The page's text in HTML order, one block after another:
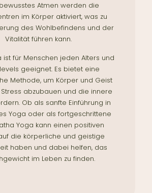
Atmen werden die
im Körper aktiviert, was zu
des Wohlbefindens und der
Vitalität führen kann.
ist für Menschen jeden Alters und
geeignet. Es bietet eine
Methode, um Körper und Geist
Stress abzubauen und die innere
Ob als sanfte Einführung in
Yoga oder als fortgeschrittene
Yoga kann einen positiven
die körperliche und geistige
haben und dabei helfen, das
im Leben zu finden.